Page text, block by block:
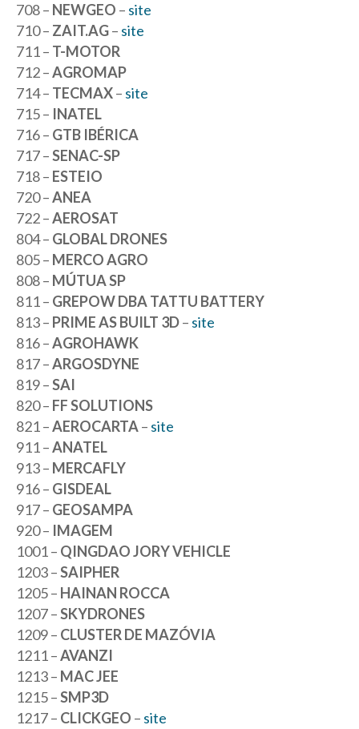
708 – NEWGEO – site
710 – ZAIT.AG– site
711 – T-MOTOR
712 –AGROMAP
714 – TECMAX– site
715 – INATEL
716 – GTB IBÉRICA
717 –SENAC-SP
718 – ESTEIO
720 –ANEA
722 –AEROSAT
804 – GLOBAL DRONES
805 – MERCO AGRO
808 – MÚTUA SP
811 – GREPOW DBA TATTU BATTERY
813 – PRIME AS BUILT 3D– site
816 –AGROHAWK
817 –ARGOSDYNE
819 –SAI
820 – FF SOLUTIONS
821 –AEROCARTA– site
911 –ANATEL
913 – MERCAFLY
916 – GISDEAL
917 – GEOSAMPA
920 – IMAGEM
1001 – QINGDAO JORY VEHICLE
1203 –SAIPHER
1205 – HAINAN ROCCA
1207 –SKYDRONES
1209 – CLUSTER DE MAZÓVIA
1211 –AVANZI
1213 – MAC JEE
1215 –SMP3D
1217 – CLICKGEO – site